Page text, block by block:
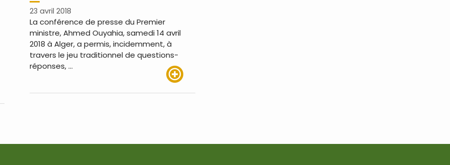
23 avril 2018
La conférence de presse du Premier
ministre, Ahmed Ouyahia, samedi 14 avril
2018 à Alger, a permis, incidemment, à
travers le jeu traditionnel de questions-
réponses, …